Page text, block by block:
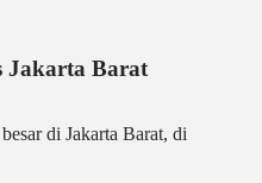
Jakarta Barat
di Jakarta Barat, di